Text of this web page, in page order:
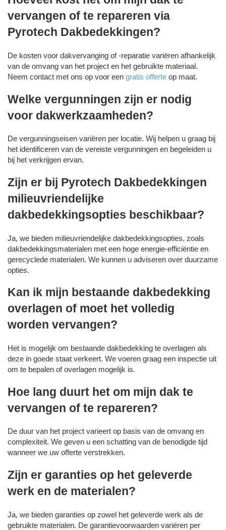
vervangen of te repareren via
Pyrotech Dakbedekkingen?
De kosten voor dakvervanging of -reparatie variëren afhankelijk
van de omvang van het project en het gebruikte materiaal.
Neem contact met ons op voor een gratis offerte op maat.
Welke vergunningen zijn er nodig
voor dakwerkzaamheden?
De vergunningseisen variëren per locatie. Wij helpen u graag bij
het identificeren van de vereiste vergunningen en begeleiden u
bij het verkrijgen ervan.
Zijn er bij Pyrotech Dakbedekkingen
milieuvriendelijke
dakbedekkingsopties beschikbaar?
Ja, we bieden milieuvriendelijke dakbedekkingsopties, zoals
dakbedekkingsmaterialen met een hoge energie-efficiëntie en
gerecyclede materialen. We kunnen u adviseren over duurzame
opties.
Kan ik mijn bestaande dakbedekking
overlagen of moet het volledig
worden vervangen?
Het is mogelijk om bestaande dakbedekking te overlagen als
deze in goede staat verkeert. We voeren graag een inspectie uit
om te bepalen of overlagen mogelijk is.
Hoe lang duurt het om mijn dak te
vervangen of te repareren?
De duur van het project varieert op basis van de omvang en
complexiteit. We geven u een schatting van de benodigde tijd
wanneer we uw offerte verstrekken.
Zijn er garanties op het geleverde
werk en de materialen?
Ja, we bieden garanties op zowel het geleverde werk als de
gebruikte materialen. De garantievoorwaarden variëren per